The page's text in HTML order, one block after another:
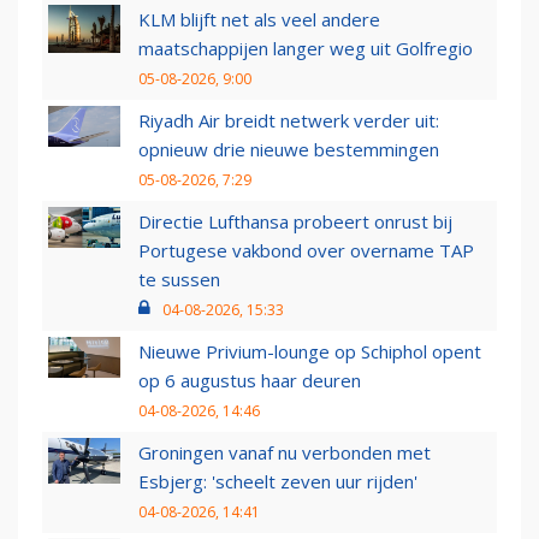
KLM blijft net als veel andere
maatschappijen langer weg uit Golfregio
05-08-2026, 9:00
Riyadh Air breidt netwerk verder uit:
opnieuw drie nieuwe bestemmingen
05-08-2026, 7:29
Directie Lufthansa probeert onrust bij
Portugese vakbond over overname TAP
te sussen
04-08-2026, 15:33
Nieuwe Privium-lounge op Schiphol opent
op 6 augustus haar deuren
04-08-2026, 14:46
Groningen vanaf nu verbonden met
Esbjerg: 'scheelt zeven uur rijden'
04-08-2026, 14:41